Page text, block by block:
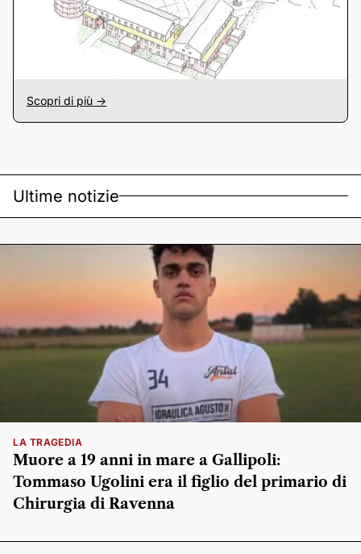
Scopri di più ->
Ultime notizie
LA TRAGEDIA
Muore a 19 anni in mare a Gallipoli:
Tommaso Ugolini era il figlio del primario di
Chirurgia di Ravenna